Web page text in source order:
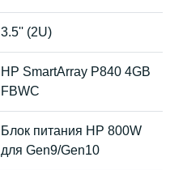
3.5'' (2U)
HP SmartArray P840 4GB
FBWC
Блок питания HP 800W
для Gen9/Gen10